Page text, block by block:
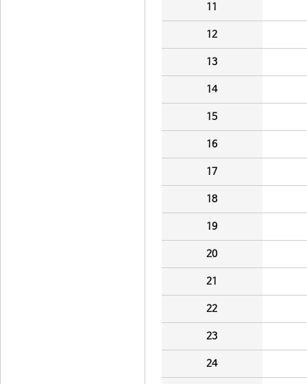
11
12
13
14
15
16
17
18
19
20
21
22
23
24